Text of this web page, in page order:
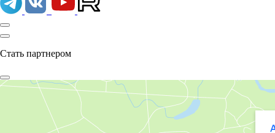
Стать партнером